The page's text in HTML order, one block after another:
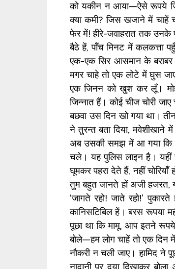
को यकीन न आया—ऐसे रूपये
क्या कमी? जिस खजाने में
फेर में! हीरे-जवाहरात तक उनके
बैठे हें, पॉँच मिनट में कलकत्ता
एक-एक सिर आसमान के बराबर
मगर चाहे तो एक लोटे में घुस
एक जिनन को खुश कर लूँ।
जिन्नात हैं। कोई चीज चोरी
बछवा उस दिन खो गया था।
ने तुरन्त बता दिया, मवेशीखाने
अब उसकी समझ में आ गया कि
चले। यह पुलिस लाइन है। यहीं
घूमकर पहरा देते हैं, नहीं चोरियॉँ
तुम बहुत जानते हों अजी
‘जागते रहो! जाते रहो!’
कानिसटिबिल हें। बरस रूपया
पूछा था कि मामू, आप इतने
बोले—हम लोग चाहें तो एक दिन
नौकरी न चली जाए। हामिद ने
नादानी पर दया दिखाकर